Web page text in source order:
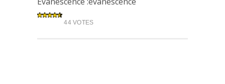
44 VOTES